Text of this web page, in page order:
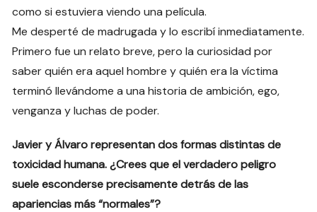
como si estuviera viendo una película.
Me desperté de madrugada y lo escribí inmediatamente.
Primero fue un relato breve, pero la curiosidad por
saber quién era aquel hombre y quién era la víctima
terminó llevándome a una historia de ambición, ego,
venganza y luchas de poder.
Javier y Álvaro representan dos formas distintas de
toxicidad humana. ¿Crees que el verdadero peligro
suele esconderse precisamente detrás de las
apariencias más “normales”?